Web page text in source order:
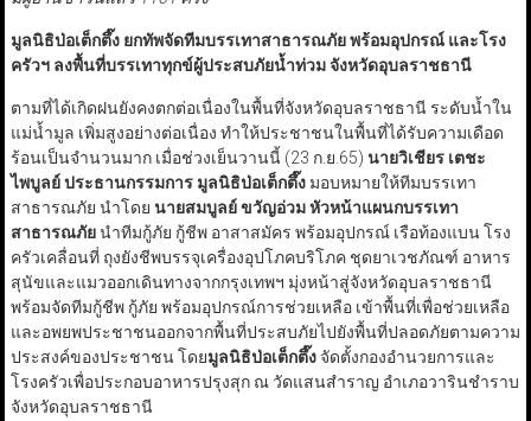
มูลนิธิป่อเต็กตึ๊ง ยกทัพจัดทีมบรรเทาสาธารณภัย พร้อมอุปกรณ์ และโรง
ครัวฯ ลงพื้นที่บรรเทาทุกข์ผู้ประสบภัยน้ำท่วม จังหวัดอุบลราชธานี
ตามที่ได้เกิดฝนยังคงตกต่อเนื่องในพื้นที่จังหวัดอุบลราชธานี ระดับน้ำใน
แม่น้ำมูล เพิ่มสูงอย่างต่อเนื่อง ทำให้ประชาชนในพื้นที่ได้รับความเดือด
ร้อนเป็นจำนวนมาก เมื่อช่วงเย็นวานนี้ (23 ก.ย.65) นายวิเชียร เตชะ
ไพบูลย์ ประธานกรรมการ มูลนิธิป่อเต็กตึ๊งมอบหมายให้ทีมบรรเทา
สาธารณภัย นำโดย นายสมบูลย์ ขวัญอ่วม หัวหน้าแผนกบรรเทา
สาธารณภัยนำทีมกู้ภัย กู้ชีพ อาสาสมัคร พร้อมอุปกรณ์ เรือท้องแบน โรง
ครัวเคลื่อนที่ ถุงยังชีพบรรจุเครื่องอุปโภคบริโภค ชุดยาเวชภัณฑ์ อาหาร
สุนัขและแมวออกเดินทางจากกรุงเทพฯ มุ่งหน้าสู่จังหวัดอุบลราชธานี
พร้อมจัดทีมกู้ชีพ กู้ภัย พร้อมอุปกรณ์การช่วยเหลือ เข้าพื้นที่เพื่อช่วยเหลือ
และอพยพประชาชนออกจากพื้นที่ประสบภัยไปยังพื้นที่ปลอดภัยตามความ
ประสงค์ของประชาชน โดยมูลนิธิป่อเต็กตึ๊งจัดตั้งกองอำนวยการและ
โรงครัวเพื่อประกอบอาหารปรุงสุก ณ วัดแสนสำราญ อำเภอวารินชำราบ
จังหวัดอุบลราชธานี